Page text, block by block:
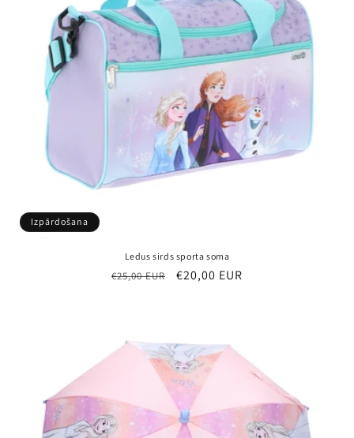
Izpārdošana
Ledus sirds sporta soma
Parastā
€25,00 EUR
Pārdošanas
€20,00 EUR